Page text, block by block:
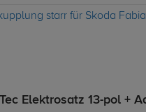
starr für Skoda
Elektrosatz 13-pol +